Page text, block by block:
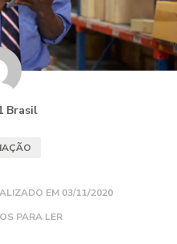
Brasil
EM 03/11/2020
PARA LER